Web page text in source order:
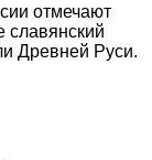
отмечают
славянский
Древней Руси.